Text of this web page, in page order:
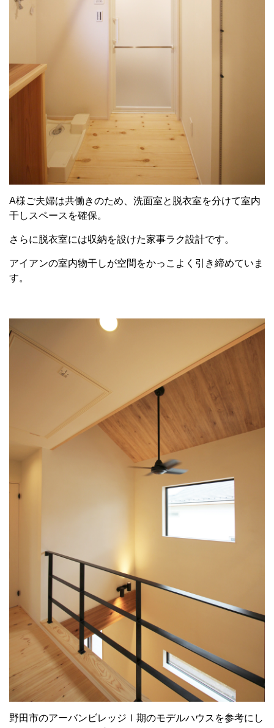
A様ご夫婦は共働きのため、洗面室と脱衣室を分けて室内
干しスペースを確保。
さらに脱衣室には収納を設けた家事ラク設計です。
アイアンの室内物干しが空間をかっこよく引き締めていま
す。
野田市のアーバンビレッジⅠ期のモデルハウスを参考にし